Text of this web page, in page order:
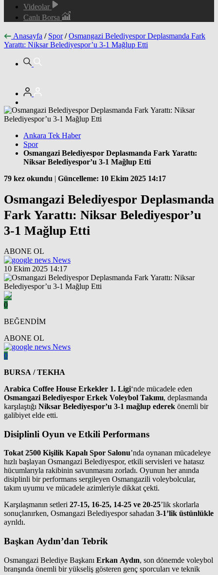
Videolar
Canlı Borsa
Anasayfa / Spor / Osmangazi Belediyespor Deplasmanda Fark
Yarattı: Niksar Belediyespor’u 3-1 Mağlup Etti
Ankara Tek Haber
Spor
Osmangazi Belediyespor Deplasmanda Fark Yarattı:
Niksar Belediyespor’u 3-1 Mağlup Etti
79 kez okundu | Güncelleme: 10 Ekim 2025 14:17
Osmangazi Belediyespor Deplasmanda
Fark Yarattı: Niksar Belediyespor’u
3-1 Mağlup Etti
ABONE OL
News
10 Ekim 2025 14:17
0
BEĞENDİM
ABONE OL
News
0
BURSA / TEKHA
Arabica Coffee House Erkekler 1. Ligi‘nde mücadele eden
Osmangazi Belediyespor Erkek Voleybol Takımı, deplasmanda
karşılaştığı Niksar Belediyespor’u 3-1 mağlup ederek önemli bir
galibiyet elde etti.
Disiplinli Oyun ve Etkili Performans
Tokat 2500 Kişilik Kapalı Spor Salonu’nda oynanan mücadeleye
hızlı başlayan Osmangazi Belediyespor, etkili servisleri ve hatasız
hücumlarıyla rakibinin savunmasını zorladı. Oyunun her anında
disiplinli bir performans sergileyen Osmangazili voleybolcular,
takım uyumu ve mücadele azimleriyle dikkat çekti.
Karşılaşmanın setleri 27-15, 16-25, 14-25 ve 20-25’lik skorlarla
sonuçlanırken, Osmangazi Belediyespor sahadan 3-1’lik üstünlükle
ayrıldı.
Başkan Aydın’dan Tebrik
Osmangazi Belediye Başkanı Erkan Aydın, son dönemde voleybol
branşında önemli bir yükseliş gösteren genç sporcuları ve teknik